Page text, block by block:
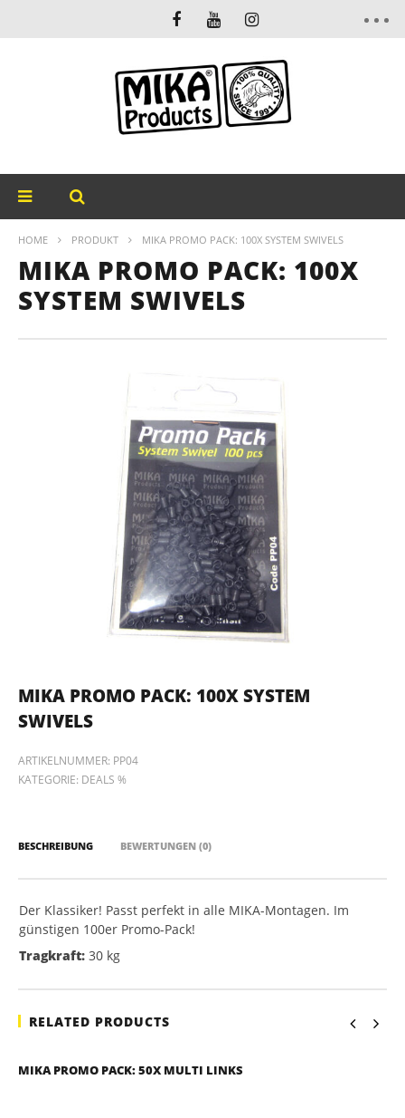
HOME PRODUKT MIKA PROMO PACK: 100X SYSTEM SWIVELS
MIKA PROMO PACK: 100X
SYSTEM SWIVELS
MIKA PROMO PACK: 100X SYSTEM
SWIVELS
ARTIKELNUMMER: PP04
KATEGORIE: DEALS %
BESCHREIBUNG BEWERTUNGEN (0)
Der Klassiker! Passt perfekt in alle MIKA-Montagen. Im
günstigen 100er Promo-Pack!
Tragkraft: 30 kg
RELATED PRODUCTS
MIKA PROMO PACK: 50X MULTI LINKS